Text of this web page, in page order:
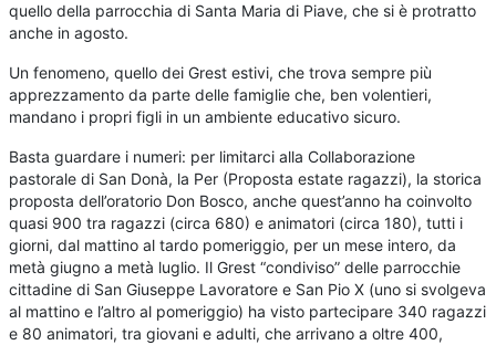
quello della parrocchia di Santa Maria di Piave, che si è protratto
anche in agosto.
Un fenomeno, quello dei Grest estivi, che trova sempre più
apprezzamento da parte delle famiglie che, ben volentieri,
mandano i propri figli in un ambiente educativo sicuro.
Basta guardare i numeri: per limitarci alla Collaborazione
pastorale di San Donà, la Per (Proposta estate ragazzi), la storica
proposta dell’oratorio Don Bosco, anche quest’anno ha coinvolto
quasi 900 tra ragazzi (circa 680) e animatori (circa 180), tutti i
giorni, dal mattino al tardo pomeriggio, per un mese intero, da
metà giugno a metà luglio. Il Grest “condiviso” delle parrocchie
cittadine di San Giuseppe Lavoratore e San Pio X (uno si svolgeva
al mattino e l’altro al pomeriggio) ha visto partecipare 340 ragazzi
e 80 animatori, tra giovani e adulti, che arrivano a oltre 400,